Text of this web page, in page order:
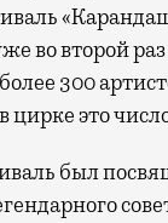
во второй раз
300
цирке это
был